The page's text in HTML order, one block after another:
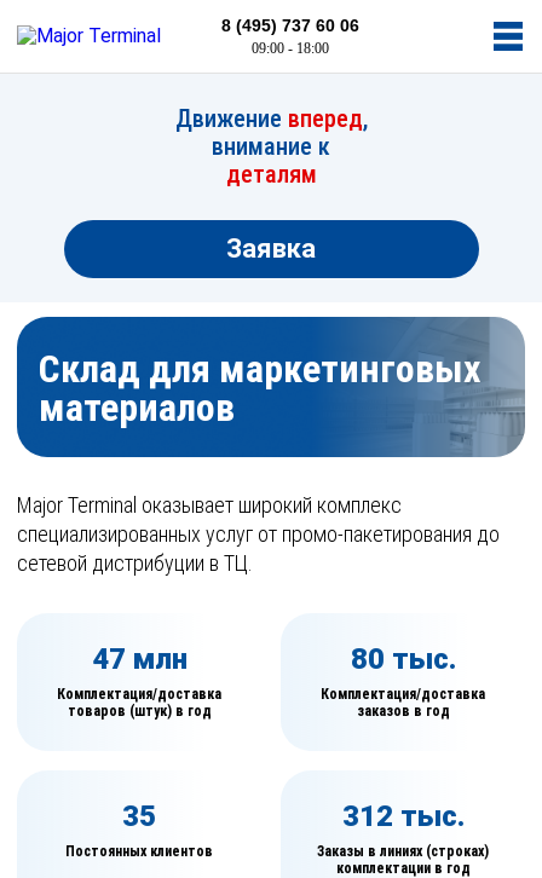
8 (495) 737 60 06
09:00 - 18:00
Движение вперед,
внимание к
деталям
Заявка
Склад для маркетинговых
материалов
Major Terminal оказывает широкий комплекс
специализированных услуг от промо-пакетирования до
сетевой дистрибуции в ТЦ.
47 млн
Комплектация/доставка
товаров (штук) в год
80 тыс.
Комплектация/доставка
заказов в год
35
Постоянных клиентов
312 тыс.
Заказы в линиях (строках)
комплектации в год